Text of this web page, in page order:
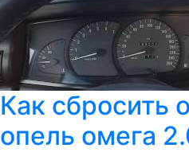
Как сбросить
опель омега